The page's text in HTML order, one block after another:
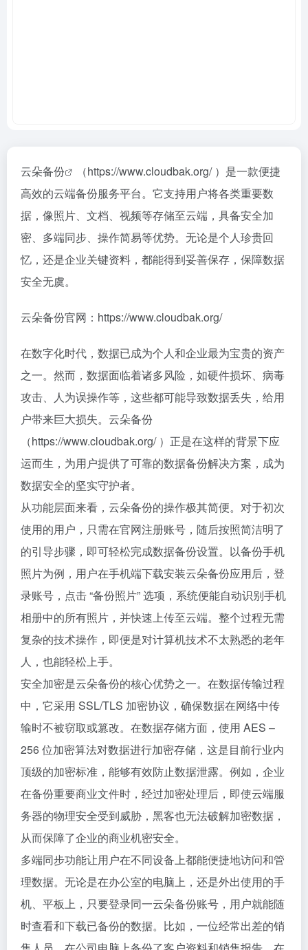
云朵备份
（https://www.cloudbak.org/ ）是一款便捷
高效的云端备份服务平台。它支持用户将各类重要数
据，像照片、文档、视频等存储至云端，具备安全加
密、多端同步、操作简易等优势。无论是个人珍贵回
忆，还是企业关键资料，都能得到妥善保存，保障数据
安全无虞。
云朵备份官网：https://www.cloudbak.org/
在数字化时代，数据已成为个人和企业最为宝贵的资产
之一。然而，数据面临着诸多风险，如硬件损坏、病毒
攻击、人为误操作等，这些都可能导致数据丢失，给用
户带来巨大损失。云朵备份
（https://www.cloudbak.org/ ）正是在这样的背景下应
运而生，为用户提供了可靠的数据备份解决方案，成为
数据安全的坚实守护者。
从功能层面来看，云朵备份的操作极其简便。对于初次
使用的用户，只需在官网注册账号，随后按照简洁明了
的引导步骤，即可轻松完成数据备份设置。以备份手机
照片为例，用户在手机端下载安装云朵备份应用后，登
录账号，点击 “备份照片” 选项，系统便能自动识别手机
相册中的所有照片，并快速上传至云端。整个过程无需
复杂的技术操作，即便是对计算机技术不太熟悉的老年
人，也能轻松上手。
安全加密是云朵备份的核心优势之一。在数据传输过程
中，它采用 SSL/TLS 加密协议，确保数据在网络中传
输时不被窃取或篡改。在数据存储方面，使用 AES –
256 位加密算法对数据进行加密存储，这是目前行业内
顶级的加密标准，能够有效防止数据泄露。例如，企业
在备份重要商业文件时，经过加密处理后，即使云端服
务器的物理安全受到威胁，黑客也无法破解加密数据，
从而保障了企业的商业机密安全。
多端同步功能让用户在不同设备上都能便捷地访问和管
理数据。无论是在办公室的电脑上，还是外出使用的手
机、平板上，只要登录同一云朵备份账号，用户就能随
时查看和下载已备份的数据。比如，一位经常出差的销